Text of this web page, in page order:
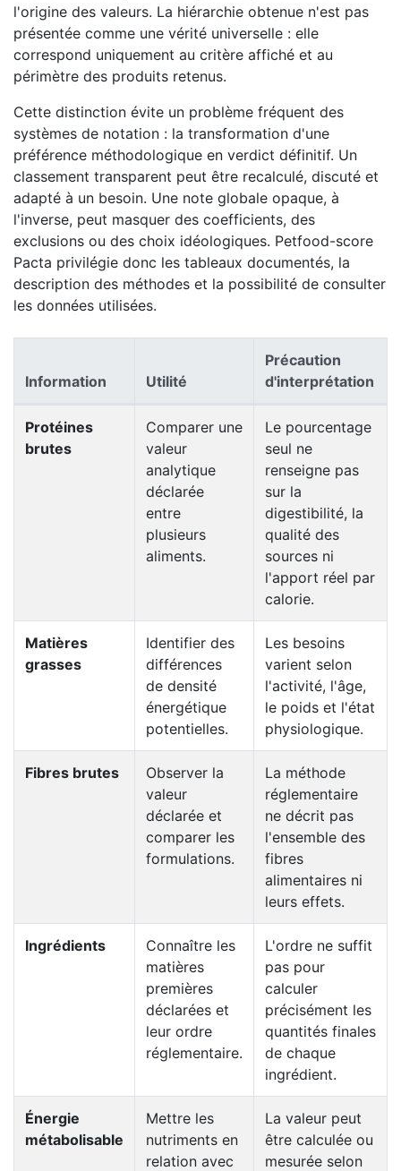
l'origine des valeurs. La hiérarchie obtenue n'est pas
présentée comme une vérité universelle : elle
correspond uniquement au critère affiché et au
périmètre des produits retenus.
Cette distinction évite un problème fréquent des
systèmes de notation : la transformation d'une
préférence méthodologique en verdict définitif. Un
classement transparent peut être recalculé, discuté et
adapté à un besoin. Une note globale opaque, à
l'inverse, peut masquer des coefficients, des
exclusions ou des choix idéologiques. Petfood-score
Pacta privilégie donc les tableaux documentés, la
description des méthodes et la possibilité de consulter
les données utilisées.
Information Utilité
Précaution
d'interprétation
Protéines
brutes
Comparer une
valeur
analytique
déclarée
entre
plusieurs
aliments.
Le pourcentage
seul ne
renseigne pas
sur la
digestibilité, la
qualité des
sources ni
l'apport réel par
calorie.
Matières
grasses
Identifier des
différences
de densité
énergétique
potentielles.
Les besoins
varient selon
l'activité, l'âge,
le poids et l'état
physiologique.
Fibres brutes
Observer la
valeur
déclarée et
comparer les
formulations.
La méthode
réglementaire
ne décrit pas
l'ensemble des
fibres
alimentaires ni
leurs effets.
Ingrédients
Connaître les
matières
premières
déclarées et
leur ordre
réglementaire.
L'ordre ne suffit
pas pour
calculer
précisément les
quantités finales
de chaque
ingrédient.
Énergie
métabolisable
Mettre les
nutriments en
relation avec
La valeur peut
être calculée ou
mesurée selon